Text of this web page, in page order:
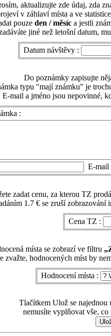
aktualizujte zde údaj, zda
v záhlaví místa a ve
pouze den / měsíc a jestli
jiné než letošní datum,
Datum návštěvy :
Do poznámky zapisujte
typu "mají známku" je
E-mail a jméno jsou nepovinné,
:
E-mail
zadat cenu, za kterou TZ
1.7 € se zruší zobrazování
Cena TZ :
místa se zobrazí ve filtru
zvažte, hodnocených míst by
Hodnocení místa :
Tlačítkem Ulož se najednou
nemusíte vyplňovat vše,